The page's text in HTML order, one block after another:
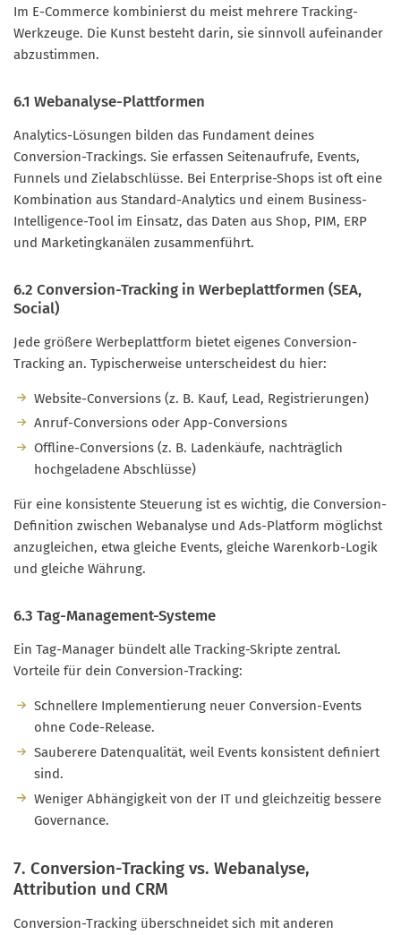
Im E-Commerce kombinierst du meist mehrere Tracking-
Werkzeuge. Die Kunst besteht darin, sie sinnvoll aufeinander
abzustimmen.
6.1 Webanalyse-Plattformen
Analytics-Lösungen bilden das Fundament deines
Conversion-Trackings. Sie erfassen Seitenaufrufe, Events,
Funnels und Zielabschlüsse. Bei Enterprise-Shops ist oft eine
Kombination aus Standard-Analytics und einem Business-
Intelligence-Tool im Einsatz, das Daten aus Shop, PIM, ERP
und Marketingkanälen zusammenführt.
6.2 Conversion-Tracking in Werbeplattformen (SEA,
Social)
Jede größere Werbeplattform bietet eigenes Conversion-
Tracking an. Typischerweise unterscheidest du hier:
Website-Conversions (z. B. Kauf, Lead, Registrierungen)
Anruf-Conversions oder App-Conversions
Offline-Conversions (z. B. Ladenkäufe, nachträglich
hochgeladene Abschlüsse)
Für eine konsistente Steuerung ist es wichtig, die Conversion-
Definition zwischen Webanalyse und Ads-Platform möglichst
anzugleichen, etwa gleiche Events, gleiche Warenkorb-Logik
und gleiche Währung.
6.3 Tag-Management-Systeme
Ein Tag-Manager bündelt alle Tracking-Skripte zentral.
Vorteile für dein Conversion-Tracking:
Schnellere Implementierung neuer Conversion-Events
ohne Code-Release.
Sauberere Datenqualität, weil Events konsistent definiert
sind.
Weniger Abhängigkeit von der IT und gleichzeitig bessere
Governance.
7. Conversion-Tracking vs. Webanalyse,
Attribution und CRM
Conversion-Tracking überschneidet sich mit anderen